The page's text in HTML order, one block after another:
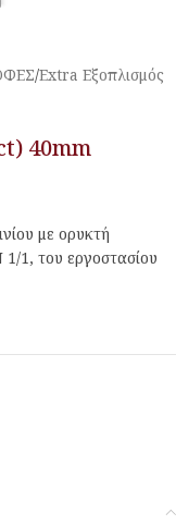
/Extra Εξοπλισμός
40mm
με ορυκτή
1, του εργοστασίου